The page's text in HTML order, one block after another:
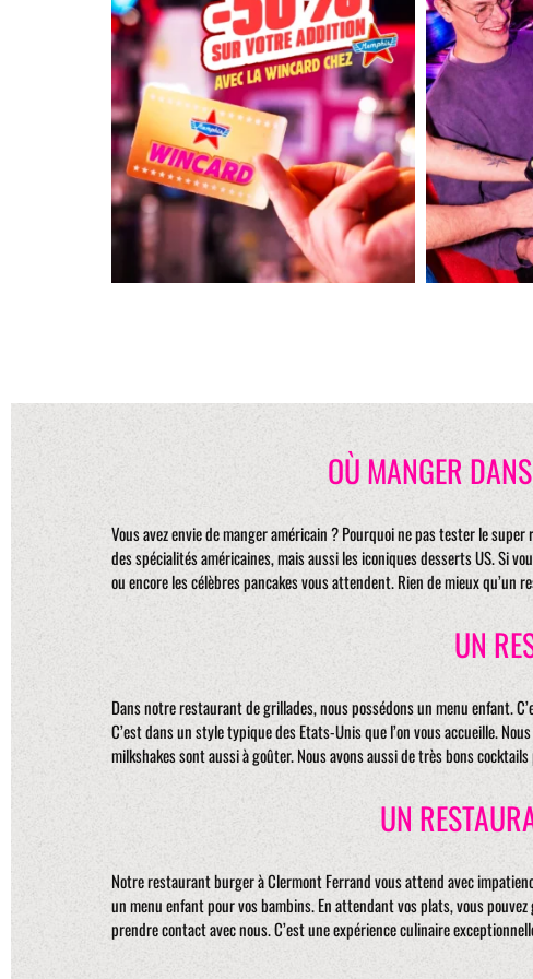
OÙ MANGER
Vous avez envie de manger américain ? Pourquoi ne pas tester le
des spécialités américaines, mais aussi les iconiques desserts US. Si
ou encore les célèbres pancakes vous attendent. Rien de mieux
UN
Dans notre restaurant de grillades, nous possédons un menu enfant.
C’est dans un style typique des Etats-Unis que l’on vous accueille.
milkshakes sont aussi à goûter. Nous avons aussi de très bons
UN
Notre restaurant burger à Clermont Ferrand vous attend avec
un menu enfant pour vos bambins. En attendant vos plats, vous
prendre contact avec nous. C’est une expérience culinaire